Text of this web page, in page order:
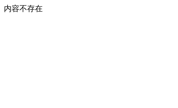
内容不存在